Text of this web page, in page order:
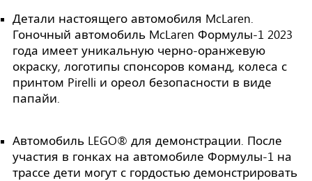
Детали настоящего автомобиля McLaren.
Гоночный автомобиль McLaren Формулы-1 2023
года имеет уникальную черно-оранжевую
окраску, логотипы спонсоров команд, колеса с
принтом Pirelli и ореол безопасности в виде
папайи.
Автомобиль LEGO® для демонстрации. После
участия в гонках на автомобиле Формулы-1 на
трассе дети могут с гордостью демонстрировать